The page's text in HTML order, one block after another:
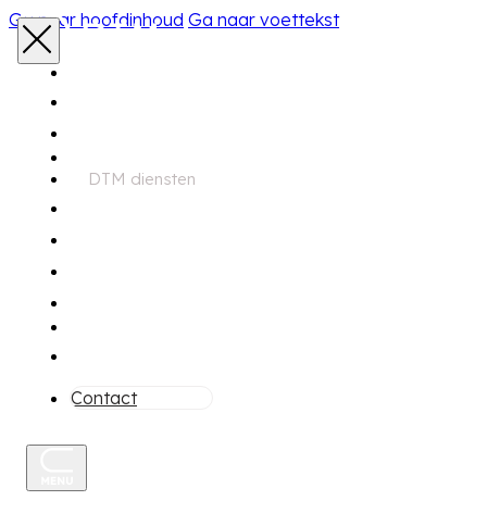
Ga naar hoofdinhoud Ga naar voettekst
DTM diensten
Contact